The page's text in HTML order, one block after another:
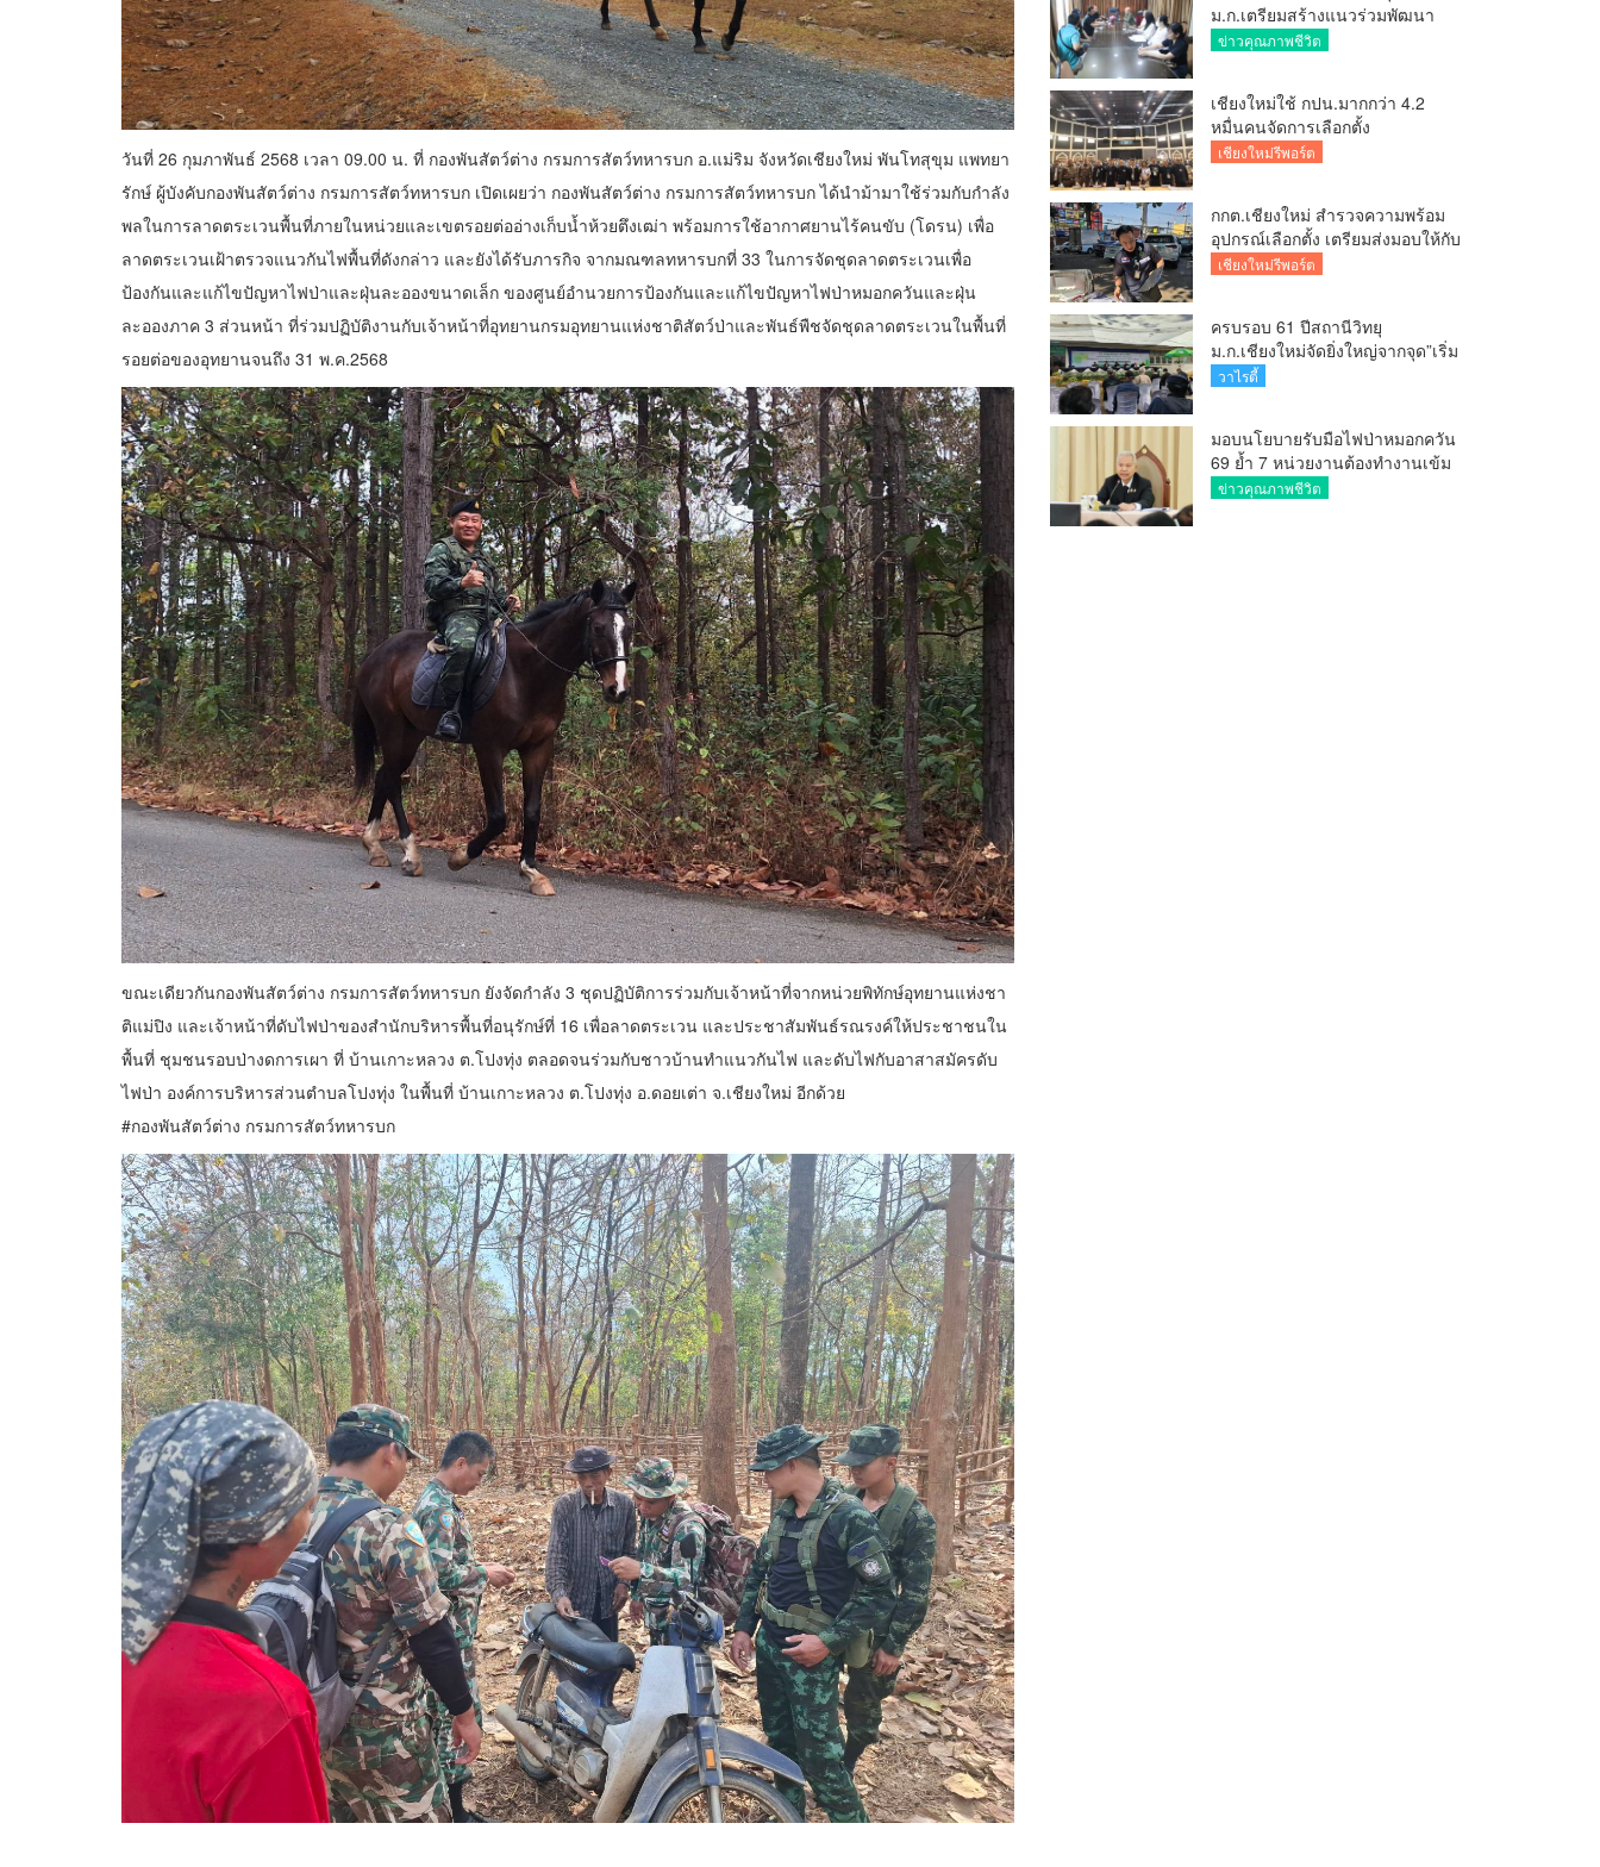
วันที่ 26 กุมภาพันธ์ 2568 เวลา 09.00 น. ที่ กองพันสัตว์ต่าง กรมการสัตว์ทหารบก อ.แม่ริม จังหวัดเชียงใหม่ พันโทสุขุม แพทยา
รักษ์ ผู้บังคับกองพันสัตว์ต่าง กรมการสัตว์ทหารบก เปิดเผยว่า กองพันสัตว์ต่าง กรมการสัตว์ทหารบก ได้นำม้ามาใช้ร่วมกับกำลัง
พลในการลาดตระเวนพื้นที่ภายในหน่วยและเขตรอยต่ออ่างเก็บน้ำห้วยตึงเฒ่า พร้อมการใช้อากาศยานไร้คนขับ (โดรน) เพื่อ
ลาดตระเวนเฝ้าตรวจแนวกันไฟพื้นที่ดังกล่าว และยังได้รับภารกิจ จากมณฑลทหารบกที่ 33 ในการจัดชุดลาดตระเวนเพื่อ
ป้องกันและแก้ไขปัญหาไฟป่าและฝุ่นละอองขนาดเล็ก ของศูนย์อำนวยการป้องกันและแก้ไขปัญหาไฟป่าหมอกควันและฝุ่น
ละอองภาค 3 ส่วนหน้า ที่ร่วมปฏิบัติงานกับเจ้าหน้าที่อุทยานกรมอุทยานแห่งชาติสัตว์ป่าและพันธ์พืชจัดชุดลาดตระเวนในพื้นที่
รอยต่อของอุทยานจนถึง 31 พ.ค.2568
ขณะเดียวกันกองพันสัตว์ต่าง กรมการสัตว์ทหารบก ยังจัดกำลัง 3 ชุดปฏิบัติการร่วมกับเจ้าหน้าที่จากหน่วยพิทักษ์อุทยานแห่งชา
ติแม่ปิง และเจ้าหน้าที่ดับไฟป่าของสำนักบริหารพื้นที่อนุรักษ์ที่ 16 เพื่อลาดตระเวน และประชาสัมพันธ์รณรงค์ให้ประชาชนใน
พื้นที่ ชุมชนรอบป่างดการเผา ที่ บ้านเกาะหลวง ต.โปงทุ่ง ตลอดจนร่วมกับชาวบ้านทำแนวกันไฟ และดับไฟกับอาสาสมัครดับ
ไฟป่า องค์การบริหารส่วนตำบลโปงทุ่ง ในพื้นที่ บ้านเกาะหลวง ต.โปงทุ่ง อ.ดอยเต่า จ.เชียงใหม่ อีกด้วย
#กองพันสัตว์ต่าง กรมการสัตว์ทหารบก
ม.ก.เตรียมสร้างแนวร่วมพัฒนา
คุณภาพชีวิตเกษตรกร สื่อสาร
ข่าวคุณภาพชีวิต
เชียงใหม่ใช้ กปน.มากกว่า 4.2
หมื่นคนจัดการเลือกตั้ง
กกต.เชียงใหม่ ร่วมกับ นายอำเภอ
เชียงใหม่รีพอร์ต
กกต.เชียงใหม่ สำรวจความพร้อม
อุปกรณ์เลือกตั้ง เตรียมส่งมอบให้กับ
ทุกหน่วยเลือกตั้งในวันพรุ่งนี้
เชียงใหม่รีพอร์ต
ครบรอบ 61 ปีสถานีวิทยุ
ม.ก.เชียงใหม่จัดยิ่งใหญ่จากจุด”เริ่ม
ต้นจากเสาไม้ไผ่ จนถึงวันที่มี
วาไรตี้
มอบนโยบายรับมือไฟป่าหมอกควัน
69 ย้ำ 7 หน่วยงานต้องทำงานเข้ม
ข้น ชี้ “ผู้ว่า” คีย์แมนสำคัญทำ
ข่าวคุณภาพชีวิต